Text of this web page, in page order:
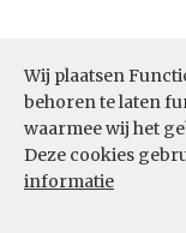
Wij plaatsen
behoren te laten
waarmee wij het
Deze cookies
informatie